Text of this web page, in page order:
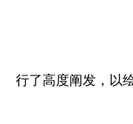
行了高度阐发，以